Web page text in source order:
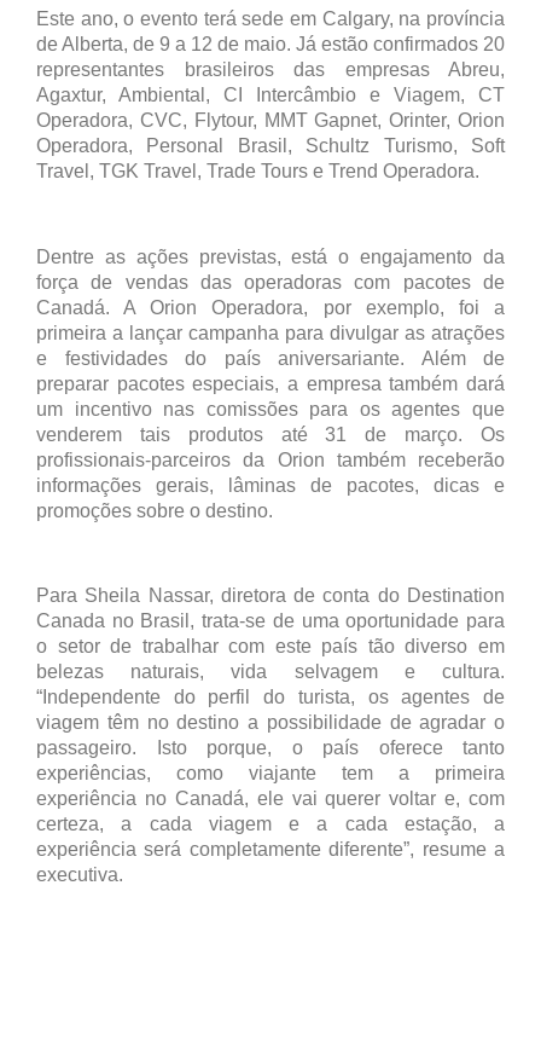
Este ano, o evento terá sede em Calgary, na província
de Alberta, de 9 a 12 de maio. Já estão confirmados 20
representantes brasileiros das empresas Abreu,
Agaxtur, Ambiental, CI Intercâmbio e Viagem, CT
Operadora, CVC, Flytour, MMT Gapnet, Orinter, Orion
Operadora, Personal Brasil, Schultz Turismo, Soft
Travel, TGK Travel, Trade Tours e Trend Operadora.
Dentre as ações previstas, está o engajamento da
força de vendas das operadoras com pacotes de
Canadá. A Orion Operadora, por exemplo, foi a
primeira a lançar campanha para divulgar as atrações
e festividades do país aniversariante. Além de
preparar pacotes especiais, a empresa também dará
um incentivo nas comissões para os agentes que
venderem tais produtos até 31 de março. Os
profissionais-parceiros da Orion também receberão
informações gerais, lâminas de pacotes, dicas e
promoções sobre o destino.
Para Sheila Nassar, diretora de conta do Destination
Canada no Brasil, trata-se de uma oportunidade para
o setor de trabalhar com este país tão diverso em
belezas naturais, vida selvagem e cultura.
“Independente do perfil do turista, os agentes de
viagem têm no destino a possibilidade de agradar o
passageiro. Isto porque, o país oferece tanto
experiências, como viajante tem a primeira
experiência no Canadá, ele vai querer voltar e, com
certeza, a cada viagem e a cada estação, a
experiência será completamente diferente”, resume a
executiva.